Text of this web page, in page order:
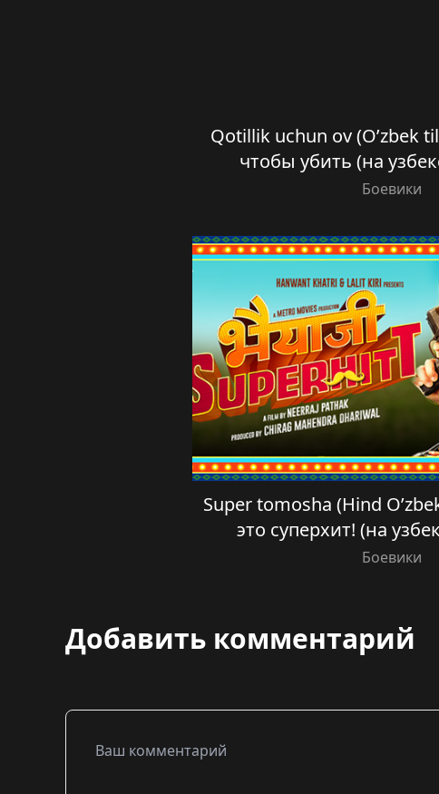
Qotillik uchun ov (O’zbek
чтобы убить (на
Боевики
Super tomosha (Hind
это суперхит! (на
Боевики
Добавить комментарий